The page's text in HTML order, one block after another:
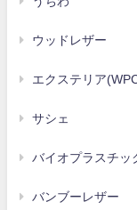
ウッドレザー
エクステリア
サシェ
バイオプラスチッ
バンブーレザー